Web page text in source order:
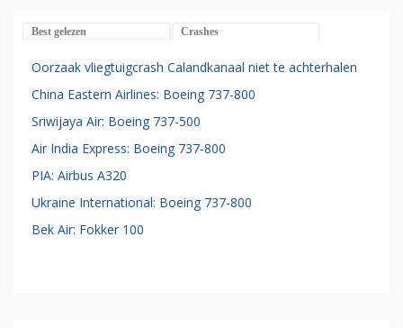
Best gelezen Crashes
Oorzaak vliegtuigcrash Calandkanaal niet te achterhalen
China Eastern Airlines: Boeing 737-800
Sriwijaya Air: Boeing 737-500
Air India Express: Boeing 737-800
PIA: Airbus A320
Ukraine International: Boeing 737-800
Bek Air: Fokker 100